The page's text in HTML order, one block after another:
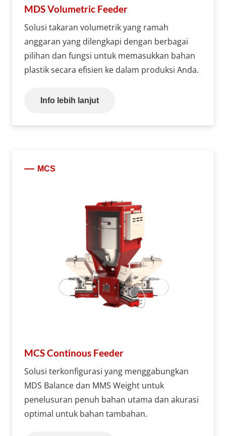
MDS Volumetric Feeder
Solusi takaran volumetrik yang ramah
anggaran yang dilengkapi dengan berbagai
pilihan dan fungsi untuk memasukkan bahan
plastik secara efisien ke dalam produksi Anda.
Info lebih lanjut
MCS
MCS Continous Feeder
Solusi terkonfigurasi yang menggabungkan
MDS Balance dan MMS Weight untuk
penelusuran penuh bahan utama dan akurasi
optimal untuk bahan tambahan.